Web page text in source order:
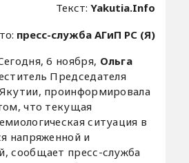
Текст:Yakutia.Info
пресс-служба АГиП РС (Я)
6 ноября, Ольга
Председателя
проинформировала
что текущая
ситуация в
напряженной и
сообщает пресс-служба